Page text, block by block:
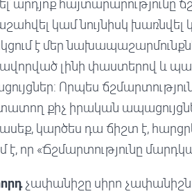
արդյոք
կամ նույնիսկ
է մեր
լինի փաստերով և
Որպես
քիչ իրական
կարծես դա ճիշտ է,
է, որ «Ճշմարտությունը
չափանիշը սիրո չափանիշն